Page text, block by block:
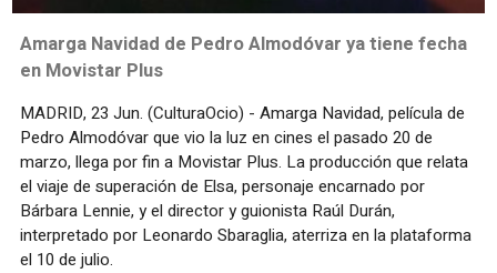
Amarga Navidad de Pedro Almodóvar ya tiene fecha
en Movistar Plus
MADRID, 23 Jun. (CulturaOcio) - Amarga Navidad, película de
Pedro Almodóvar que vio la luz en cines el pasado 20 de
marzo, llega por fin a Movistar Plus. La producción que relata
el viaje de superación de Elsa, personaje encarnado por
Bárbara Lennie, y el director y guionista Raúl Durán,
interpretado por Leonardo Sbaraglia, aterriza en la plataforma
el 10 de julio.